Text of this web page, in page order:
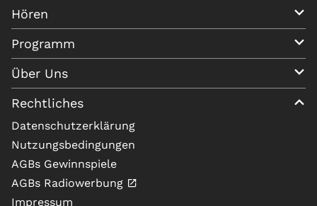
Hören
Programm
Über Uns
Rechtliches
Datenschutzerklärung
Nutzungsbedingungen
AGBs Gewinnspiele
AGBs Radiowerbung
Impressum